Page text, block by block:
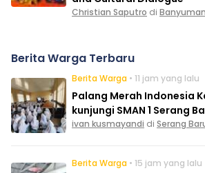
Christian Saputro di
Berita Warga Terbaru
Berita Warga • 11 jam yang lalu
Palang Merah Indonesia
kunjungi SMAN 1 Serang
ivan kusmayandi di Serang
Berita Warga • 15 jam yang lalu